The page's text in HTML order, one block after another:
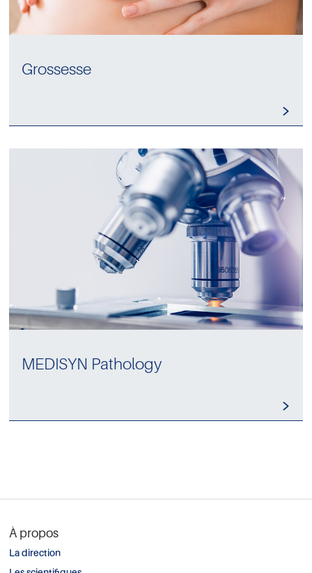
Grossesse
MEDISYN Pathology
À propos
La direction